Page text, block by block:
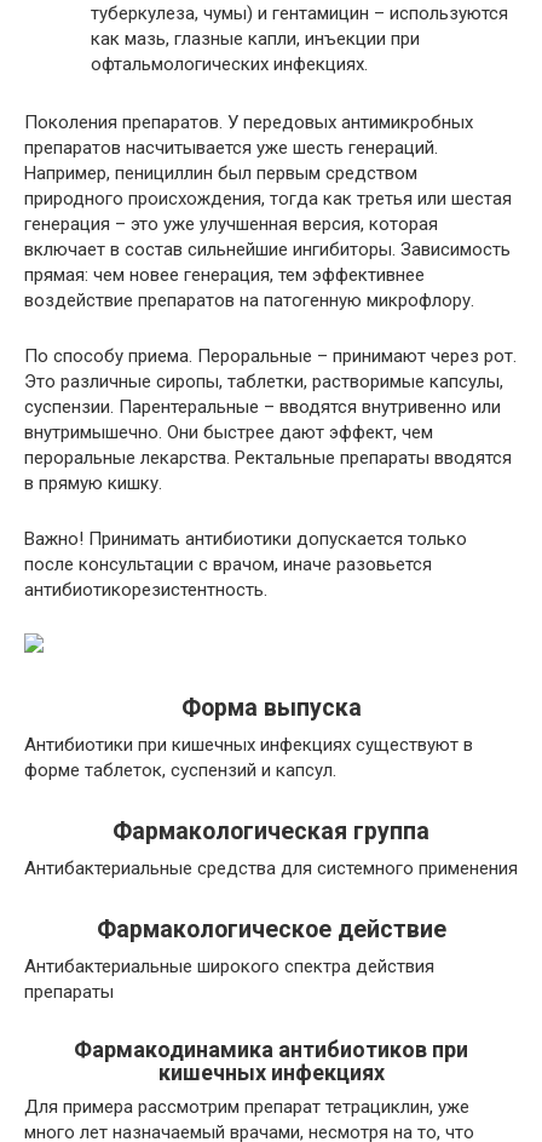
туберкулеза, чумы) и гентамицин – используются
как мазь, глазные капли, инъекции при
офтальмологических инфекциях.
Поколения препаратов. У передовых антимикробных
препаратов насчитывается уже шесть генераций.
Например, пенициллин был первым средством
природного происхождения, тогда как третья или шестая
генерация – это уже улучшенная версия, которая
включает в состав сильнейшие ингибиторы. Зависимость
прямая: чем новее генерация, тем эффективнее
воздействие препаратов на патогенную микрофлору.
По способу приема. Пероральные – принимают через рот.
Это различные сиропы, таблетки, растворимые капсулы,
суспензии. Парентеральные – вводятся внутривенно или
внутримышечно. Они быстрее дают эффект, чем
пероральные лекарства. Ректальные препараты вводятся
в прямую кишку.
Важно! Принимать антибиотики допускается только
после консультации с врачом, иначе разовьется
антибиотикорезистентность.
Форма выпуска
Антибиотики при кишечных инфекциях существуют в
форме таблеток, суспензий и капсул.
Фармакологическая группа
Антибактериальные средства для системного применения
Фармакологическое действие
Антибактериальные широкого спектра действия
препараты
Фармакодинамика антибиотиков при
кишечных инфекциях
Для примера рассмотрим препарат тетрациклин, уже
много лет назначаемый врачами, несмотря на то, что